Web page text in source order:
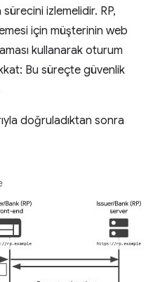
izlemelidir. RP,
için müşterinin web
kullanarak oturum
Bu süreçte güvenlik
doğruladıktan sonra